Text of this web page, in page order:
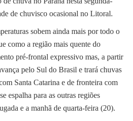
de chuvisco ocasional no Litoral.
sobem ainda mais por todo o
como a região mais quente do
pré-frontal expressivo mas, a partir
pelo Sul do Brasil e trará chuvas
Santa Catarina e de fronteira com
espalha para as outras regiões
e a manhã de quarta-feira (20).